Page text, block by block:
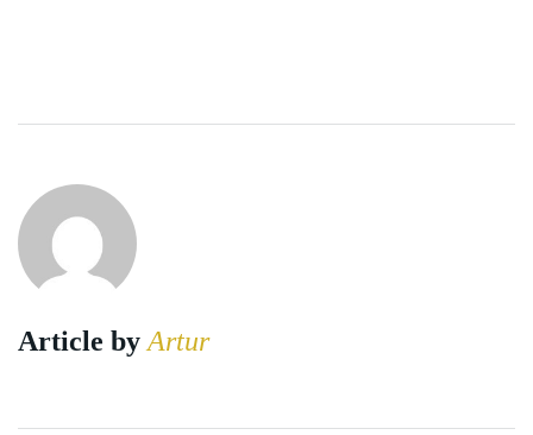
Article byArtur